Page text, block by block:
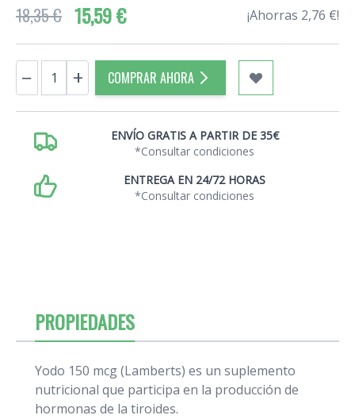
18,35 € 15,59 € ¡Ahorras 2,76 €!
Cantidad
− + COMPRAR AHORA
ENVÍO GRATIS A PARTIR DE 35€
*Consultar condiciones
ENTREGA EN 24/72 HORAS
*Consultar condiciones
PROPIEDADES
Yodo 150 mcg (Lamberts) es un suplemento
nutricional que participa en la producción de
hormonas de la tiroides.